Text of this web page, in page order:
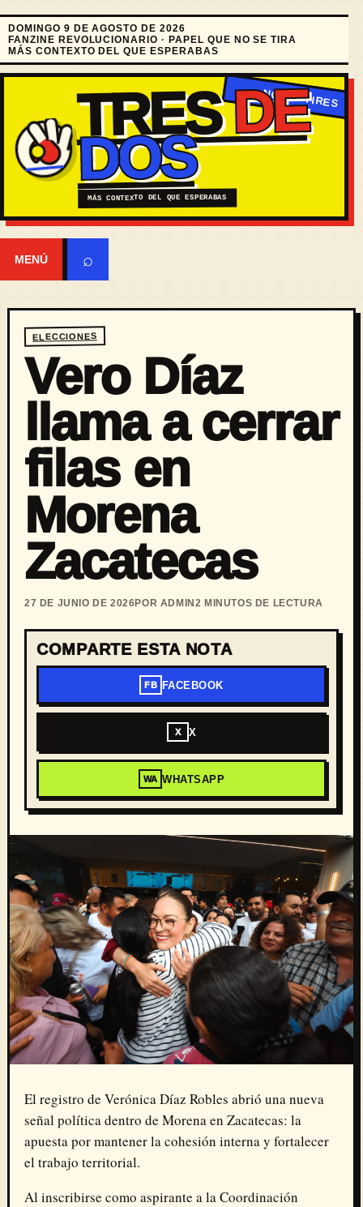
DOMINGO 9 DE AGOSTO DE 2026
FANZINE REVOLUCIONARIO · PAPEL QUE NO SE TIRA
MÁS CONTEXTO DEL QUE ESPERABAS
TRESDE
DOS
MÁS CONTEXTO DEL QUE ESPERABAS
MENÚ ⌕
ELECCIONES
Vero Díaz
llama a cerrar
filas en
Morena
Zacatecas
27 DE JUNIO DE 2026POR ADMIN 2 MINUTOS DE LECTURA
COMPARTE ESTA NOTA
FB FACEBOOK
X X
WA WHATSAPP
El registro de Verónica Díaz Robles abrió una nueva
señal política dentro de Morena en Zacatecas: la
apuesta por mantener la cohesión interna y fortalecer
el trabajo territorial.
Al inscribirse como aspirante a la Coordinación